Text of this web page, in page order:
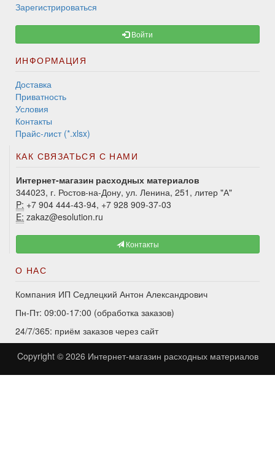
Зарегистрироваться
Войти
ИНФОРМАЦИЯ
Доставка
Приватность
Условия
Контакты
Прайс-лист (*.xlsx)
КАК СВЯЗАТЬСЯ С НАМИ
Интернет-магазин расходных материалов
344023, г. Ростов-на-Дону, ул. Ленина, 251, литер "А"
P: +7 904 444-43-94, +7 928 909-37-03
E: zakaz@esolution.ru
Контакты
О НАС
Компания ИП Седлецкий Антон Александрович
Пн-Пт: 09:00-17:00 (обработка заказов)
24/7/365: приём заказов через сайт
Copyright © 2026 Интернет-магазин расходных материалов